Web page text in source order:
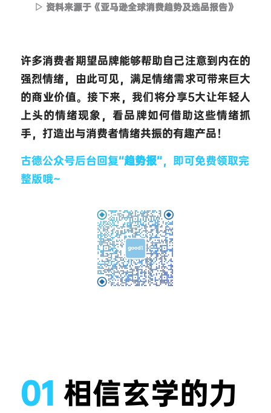
▷ 资料来源于《亚马逊全球消费趋势及选品报告》
许多消费者期望品牌能够帮助自己注意到内在的
强烈情绪，由此可见，满足情绪需求可带来巨大
的商业价值。接下来，我们将分享5大让年轻人
上头的情绪现象，看品牌如何借助这些情绪抓
手，打造出与消费者情绪共振的有趣产品！
古德公众号后台回复“趋势报”，即可免费领取完
整版哦~
01 相信玄学的力